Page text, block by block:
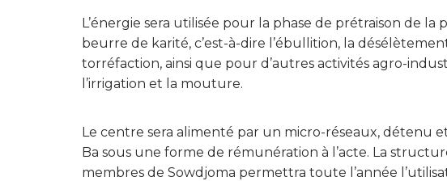
L’énergie sera utilisée pour la phase de prétraison de la
beurre de karité, c’est-à-dire l’ébullition, la
torréfaction, ainsi que pour d’autres activités agro-
l’irrigation et la mouture.
Le centre sera alimenté par un micro-réseaux, détenu
Ba sous une forme de rémunération à l’acte. La
membres de Sowdjoma permettra toute l’année